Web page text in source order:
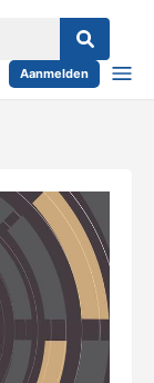
Aanmelden